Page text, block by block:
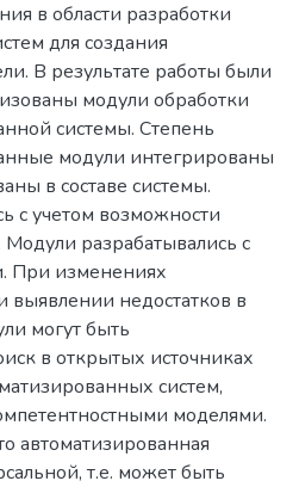
в области разработки
для создания
В результате работы были
модули обработки
системы. Степень
модули интегрированы
в составе системы.
с учетом возможности
разрабатывались с
При изменениях
выявлении недостатков в
могут быть
в открытых источниках
систем,
моделями.
автоматизированная
т.е. может быть